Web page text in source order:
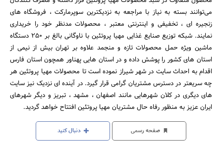
می‌توانند بسته به نیاز با مراجعه به نزدیکترین سوپرمارکت ، فروشگاه های
زنجیره ای ، تخفیفی و اینترنتی معتبر ، محصولات مدنظر خود را خریداری
نمایند. شبکه توزیع صنایع غذایی مهیا پروتئین با ناوگانی بالغ بر 250 دستگاه
ماشین ویژه حمل محصولات تازه و منجمد علاوه بر تهران بیش از نیمی از
استان های کشور را پوشش داده و در استان هایی پهناور همچون استان فارس
اقدام به احداث سایت در شهر شیراز نموده است تا محصولات مهیا پروتئین هر
چه سریعتر در دسترس مشتریان گرامی قرار گیرد. در آینده ای نزدیک نیز سایت
های دیگری در کلان شهرهایی مانند اصفهان ، مشهد ، تبریز و دیگر شهرهای
ایران عزیز به منظور رفاه حال مشتریان مهیا پروتئین افتتاح خواهد گردید.
صفحه رسمی دنبال کنید